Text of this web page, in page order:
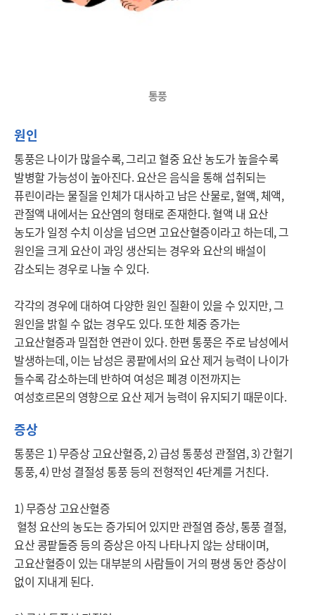
통풍
원인
통풍은 나이가 많을수록, 그리고 혈중 요산 농도가 높을수록
발병할 가능성이 높아진다. 요산은 음식을 통해 섭취되는
퓨린이라는 물질을 인체가 대사하고 남은 산물로, 혈액, 체액,
관절액 내에서는 요산염의 형태로 존재한다. 혈액 내 요산
농도가 일정 수치 이상을 넘으면 고요산혈증이라고 하는데, 그
원인을 크게 요산이 과잉 생산되는 경우와 요산의 배설이
감소되는 경우로 나눌 수 있다.
각각의 경우에 대하여 다양한 원인 질환이 있을 수 있지만, 그
원인을 밝힐 수 없는 경우도 있다. 또한 체중 증가는
고요산혈증과 밀접한 연관이 있다. 한편 통풍은 주로 남성에서
발생하는데, 이는 남성은 콩팥에서의 요산 제거 능력이 나이가
들수록 감소하는데 반하여 여성은 폐경 이전까지는
여성호르몬의 영향으로 요산 제거 능력이 유지되기 때문이다.
증상
통풍은 1) 무증상 고요산혈증, 2) 급성 통풍성 관절염, 3) 간헐기
통풍, 4) 만성 결절성 통풍 등의 전형적인 4단계를 거친다.
1) 무증상 고요산혈증
요산 콩팥돌증 등의 증상은 아직 나타나지 않는 상태이며,
고요산혈증이 있는 대부분의 사람들이 거의 평생 동안 증상이
없이 지내게 된다.